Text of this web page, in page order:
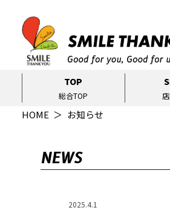
TOP
総合TOP
HOME お知らせ
NEWS
2025.4.1